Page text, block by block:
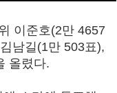
이준호(2만 4657
남길(1만 503표),
올렸다.